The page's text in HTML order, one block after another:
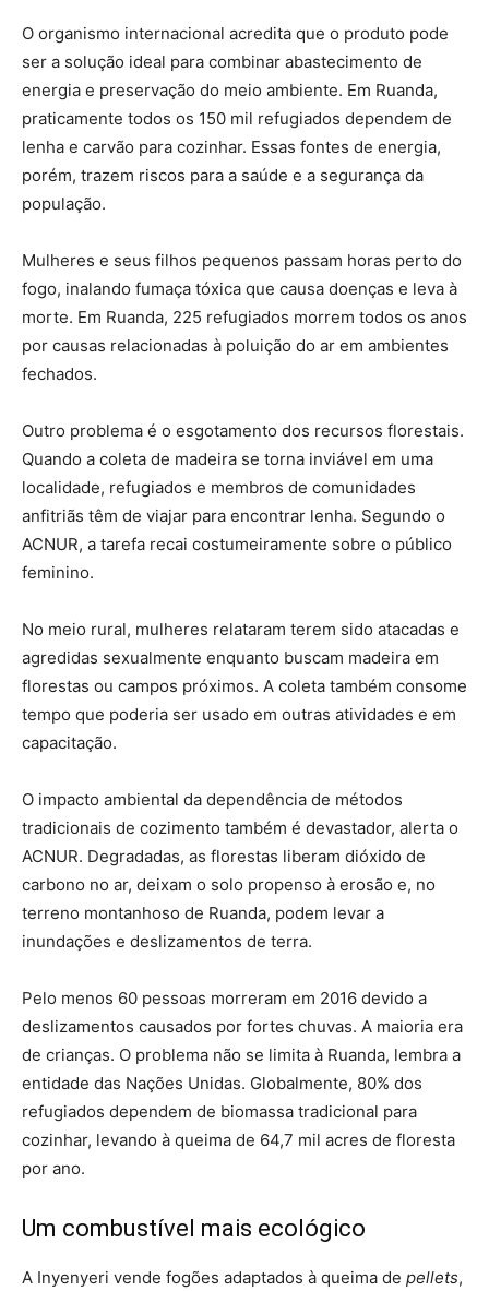
O organismo internacional acredita que o produto pode
ser a solução ideal para combinar abastecimento de
energia e preservação do meio ambiente. Em Ruanda,
praticamente todos os 150 mil refugiados dependem de
lenha e carvão para cozinhar. Essas fontes de energia,
porém, trazem riscos para a saúde e a segurança da
população.
Mulheres e seus filhos pequenos passam horas perto do
fogo, inalando fumaça tóxica que causa doenças e leva à
morte. Em Ruanda, 225 refugiados morrem todos os anos
por causas relacionadas à poluição do ar em ambientes
fechados.
Outro problema é o esgotamento dos recursos florestais.
Quando a coleta de madeira se torna inviável em uma
localidade, refugiados e membros de comunidades
anfitriãs têm de viajar para encontrar lenha. Segundo o
ACNUR, a tarefa recai costumeiramente sobre o público
feminino.
No meio rural, mulheres relataram terem sido atacadas e
agredidas sexualmente enquanto buscam madeira em
florestas ou campos próximos. A coleta também consome
tempo que poderia ser usado em outras atividades e em
capacitação.
O impacto ambiental da dependência de métodos
tradicionais de cozimento também é devastador, alerta o
ACNUR. Degradadas, as florestas liberam dióxido de
carbono no ar, deixam o solo propenso à erosão e, no
terreno montanhoso de Ruanda, podem levar a
inundações e deslizamentos de terra.
Pelo menos 60 pessoas morreram em 2016 devido a
deslizamentos causados por fortes chuvas. A maioria era
de crianças. O problema não se limita à Ruanda, lembra a
entidade das Nações Unidas. Globalmente, 80% dos
refugiados dependem de biomassa tradicional para
cozinhar, levando à queima de 64,7 mil acres de floresta
por ano.
Um combustível mais ecológico
A Inyenyeri vende fogões adaptados à queima de pellets,